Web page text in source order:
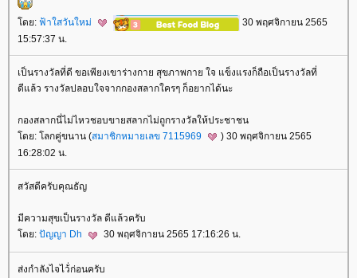
ดย: ฟ้าใสวันใหม่
30 พฤศจิกายน 2565
15:57:37 น.
เป็นรางวัลที่ดี ขอเพียงเขาร่างกาย สุขภาพกาย ใจ แข็งแรงก็ถือเป็นรางวัลที่
ดีแล้ว รางวัลปลอบใจจากกองสลากใครๆ ก็อยากได้นะ
กองสลากนี่ไม่ไหวชอบขายสลากไม่ถูกรางวัลให้ประชาชน
ดย: โลกคู่ขนาน (สมาชิกหมายเลข 7115969
) 30 พฤศจิกายน 2565
16:28:02 น.
สวัสดีครับคุณธัญ
มีความสุขเป็นรางวัล ดีแล้วครับ
ดย: ปัญญา Dh 30 พฤศจิกายน 2565 17:16:26 น.
ส่งกำลังไจไว้่ก่อนครับ